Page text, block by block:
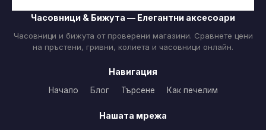
Часовници & Бижута — Елегантни аксесоари
Часовници и бижута от проверени магазини. Сравнете цени
на пръстени, гривни, колиета и часовници онлайн.
Навигация
Начало Блог Търсене Как печелим
Нашата мрежа